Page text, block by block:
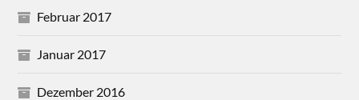
Februar 2017
Januar 2017
Dezember 2016